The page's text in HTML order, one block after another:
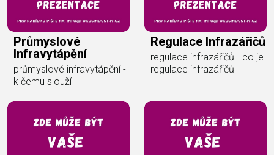
Průmyslové
Infravytápění
průmyslové infravytápění -
k čemu slouží
Regulace Infrazářičů
regulace infrazářičů - co je
regulace infrazářičů